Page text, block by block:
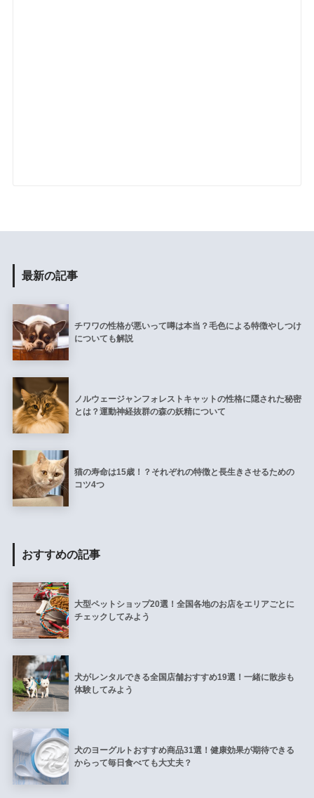
最新の記事
チワワの性格が悪いって噂は本当？毛色による特徴やしつけ
についても解説
ノルウェージャンフォレストキャットの性格に隠された秘密
とは？運動神経抜群の森の妖精について
猫の寿命は15歳！？それぞれの特徴と長生きさせるための
コツ4つ
おすすめの記事
大型ペットショップ20選！全国各地のお店をエリアごとに
チェックしてみよう
犬がレンタルできる全国店舗おすすめ19選！一緒に散歩も
体験してみよう
犬のヨーグルトおすすめ商品31選！健康効果が期待できる
からって毎日食べても大丈夫？